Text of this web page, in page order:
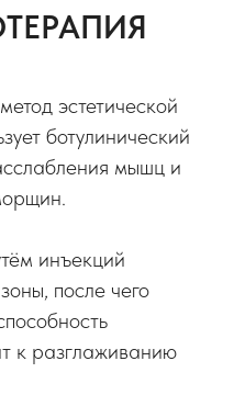
эстетической
ботулинический
мышц и
инъекций
после чего
к разглаживанию